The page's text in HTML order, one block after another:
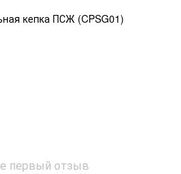
кепка ПСЖ (CPSG01)
первый отзыв